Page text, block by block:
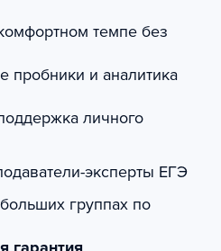
темпе без
пробники и аналитика
личного
эксперты ЕГЭ
группах по